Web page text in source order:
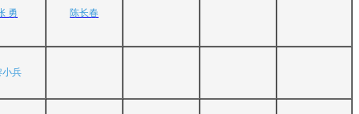
勇 陈长春
小兵